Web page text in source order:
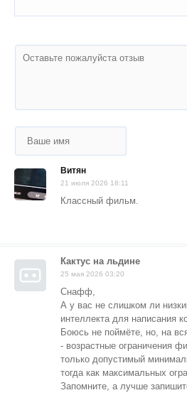
Витян
21 июля 2026 18:11
Классный фильм.
Кактус на льдине
25 мая 2026 03:20
Снафф,
А у вас не слишком ли
интеллекта для написания
Боюсь не поймёте, но, на
- возрастные ограничения
только допустимый
тогда как максимальных
Запомните, а лучше